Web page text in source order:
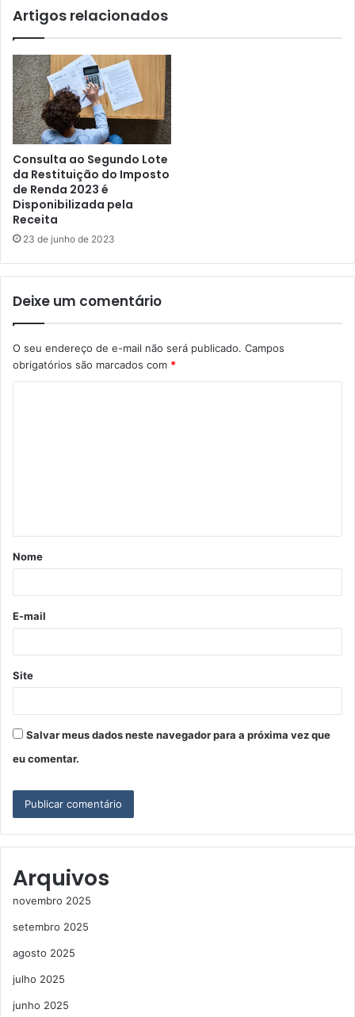
Artigos relacionados
Consulta ao Segundo Lote
da Restituição do Imposto
de Renda 2023 é
Disponibilizada pela
Receita
23 de junho de 2023
Deixe um comentário
O seu endereço de e-mail não será publicado. Campos
obrigatórios são marcados com *
á
r
*
Nome
E-mail
Site
Salvar meus dados neste navegador para a próxima vez que
eu comentar.
Arquivos
novembro 2025
setembro 2025
agosto 2025
julho 2025
junho 2025